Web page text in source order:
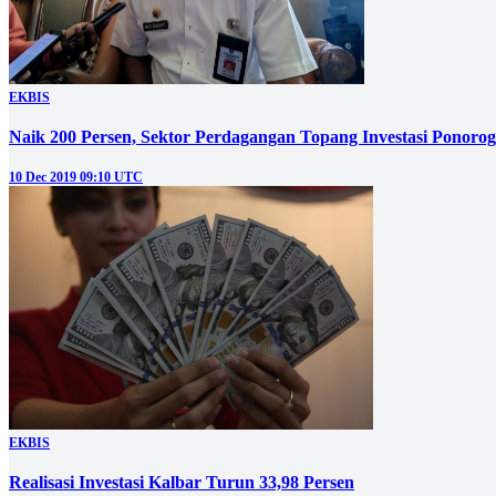
EKBIS
Naik 200 Persen, Sektor Perdagangan Topang Investasi
10 Dec 2019 09:10 UTC
EKBIS
Realisasi Investasi Kalbar Turun 33,98 Persen